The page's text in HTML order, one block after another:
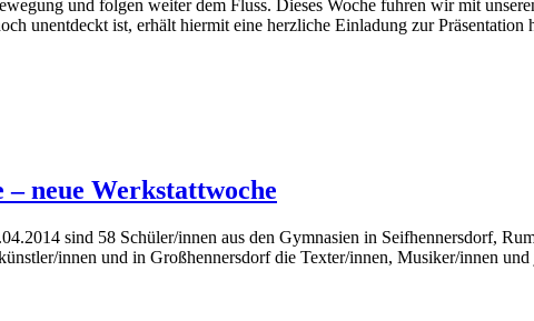
und folgen weiter dem Fluss. Dieses Woche fuhren wir mit
unentdeckt ist, erhält hiermit eine herzliche Einladung zur
neue Werkstattwoche
sind 58 Schüler/innen aus den Gymnasien in Seifhennersdorf,
innen und in Großhennersdorf die Texter/innen, Musiker/innen und